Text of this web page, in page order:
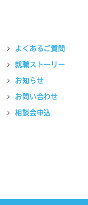
よくあるご質問
就職ストーリー
お知らせ
お問い合わせ
相談会申込